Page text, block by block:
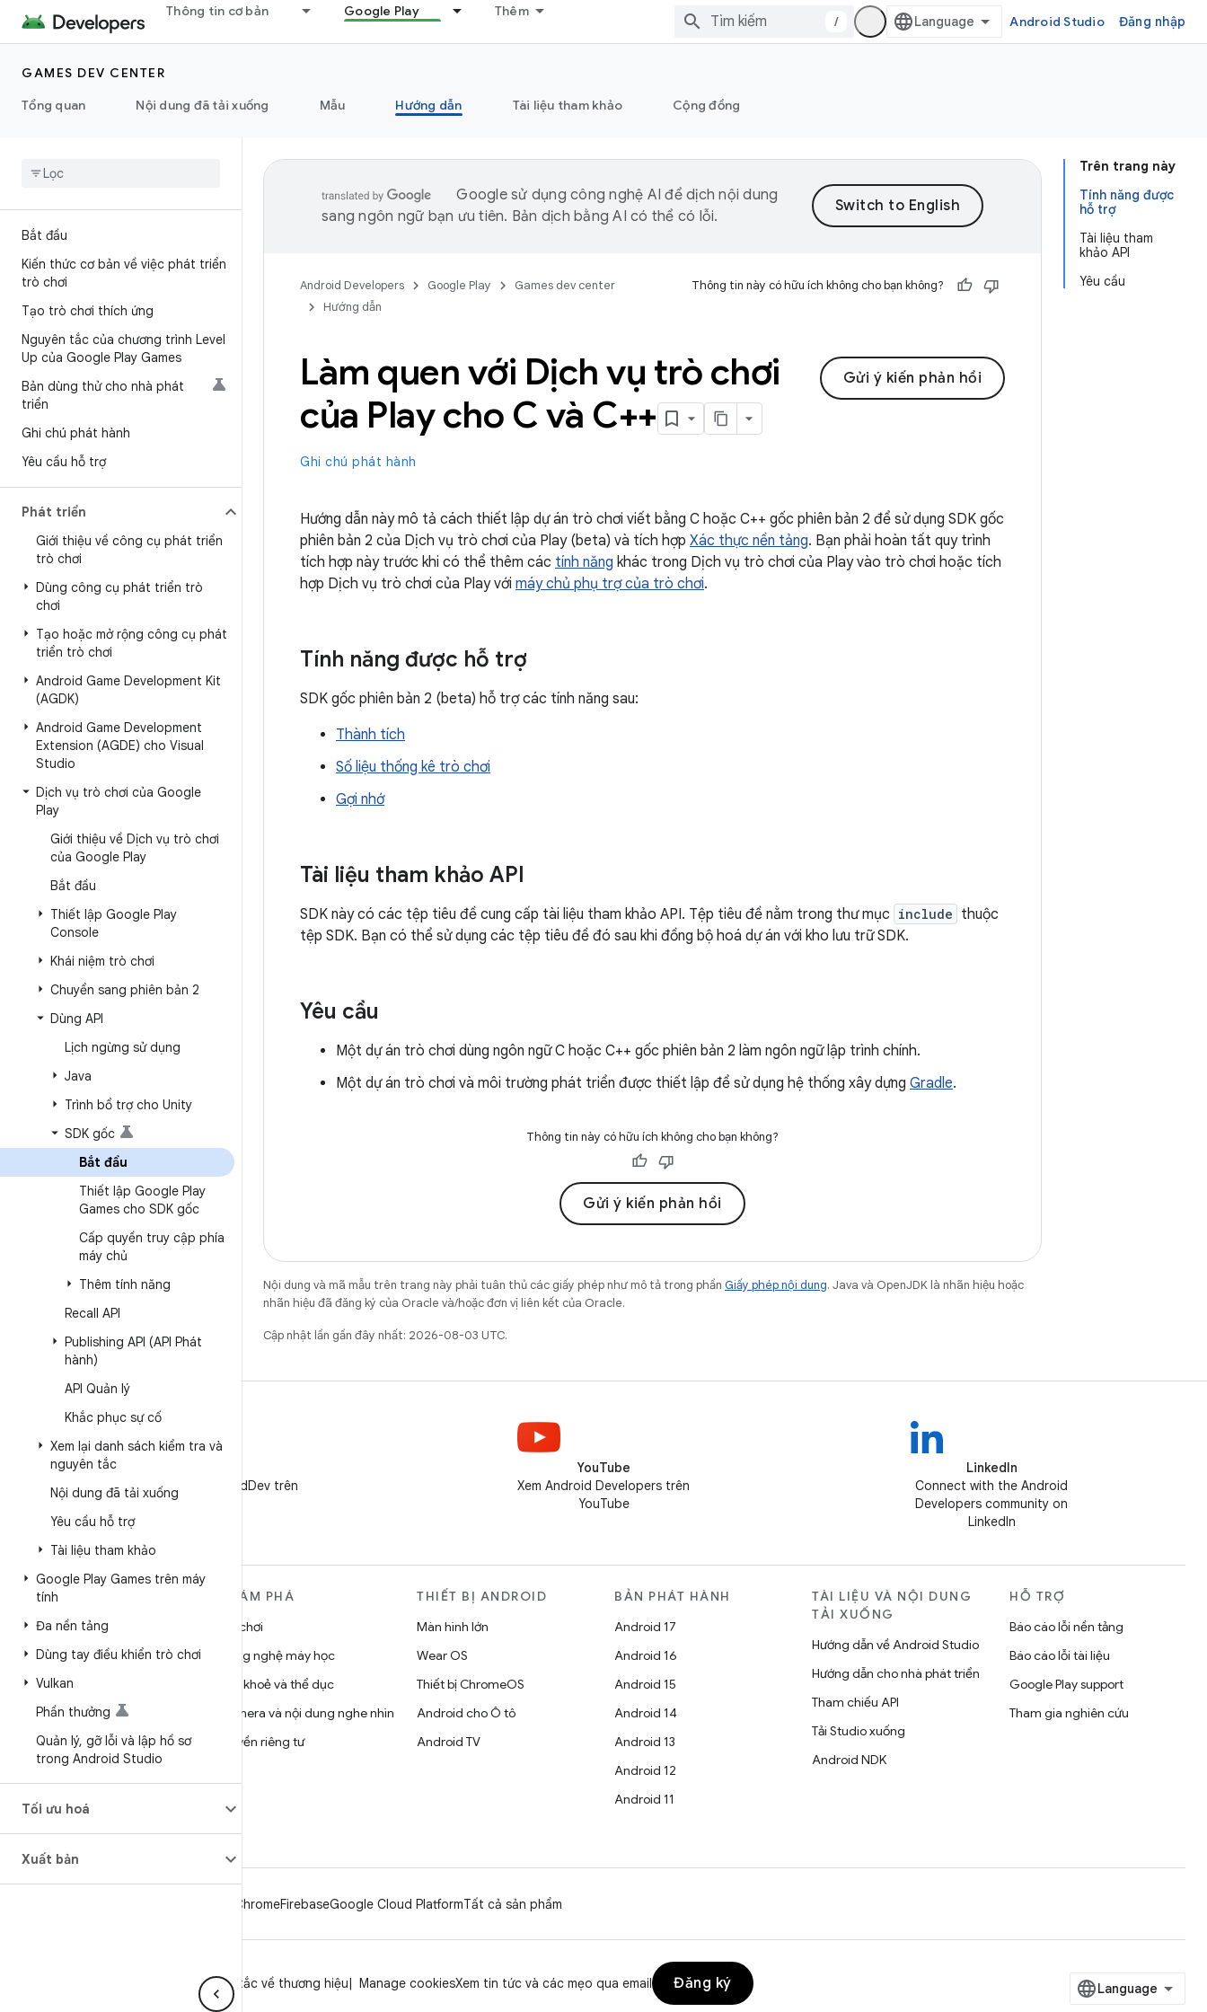
Thông tin cơ bản Google Play Thêm
/ Android Studio Đăng nhập
GAMES DEV CENTER
Tổng quan
Nội dung đã tải xuống Mẫu Hướng dẫn Tài liệu tham khảo Cộng đồng
Bắt đầu
Kiến thức cơ bản về việc phát triển
trò chơi
Tạo trò chơi thích ứng
Nguyên tắc của chương trình Level
Up của Google Play Games
Bản dùng thử cho nhà phát
triển
Ghi chú phát hành
Yêu cầu hỗ trợ
Phát triển
Giới thiệu về công cụ phát triển
trò chơi
Dùng công cụ phát triển trò
chơi
Tạo hoặc mở rộng công cụ phát
triển trò chơi
Android Game Development Kit
(AGDK)
Android Game Development
Extension (AGDE) cho Visual
Studio
Dịch vụ trò chơi của Google
Play
Giới thiệu về Dịch vụ trò chơi
của Google Play
Bắt đầu
Thiết lập Google Play
Console
Khái niệm trò chơi
Chuyển sang phiên bản 2
Dùng API
Lịch ngừng sử dụng
Java
Trình bổ trợ cho Unity
SDK gốc
Bắt đầu
Thiết lập Google Play
Games cho SDK gốc
Cấp quyền truy cập phía
máy chủ
Thêm tính năng
Recall API
Publishing API (API Phát
hành)
API Quản lý
Khắc phục sự cố
Xem lại danh sách kiểm tra và
nguyên tắc
Nội dung đã tải xuống
Yêu cầu hỗ trợ
Tài liệu tham khảo
Google Play Games trên máy
tính
Đa nền tảng
Dùng tay điều khiển trò chơi
Vulkan
Phần thưởng
Quản lý, gỡ lỗi và lập hồ sơ
trong Android Studio
Tối ưu hoá
Xuất bản
Trên trang này
Tính năng được
hỗ trợ
Tài liệu tham
khảo API
Yêu cầu
Google sử dụng công nghệ AI để dịch nội dung
sang ngôn ngữ bạn ưu tiên. Bản dịch bằng AI có thể có lỗi.
Android Developers Google Play
Games dev center
Hướng dẫn
Thông tin này có hữu ích không cho bạn không?
Gửi ý kiến phản hồi
Làm quen với Dịch vụ trò chơi
của Play cho C và C++
Ghi chú phát hành
Hướng dẫn này mô tả cách thiết lập dự án trò chơi viết bằng C hoặc C++ gốc phiên bản 2 để sử dụng SDK gốc
phiên bản 2 của Dịch vụ trò chơi của Play (beta) và tích hợp Xác thực nền tảng. Bạn phải hoàn tất quy trình
tích hợp này trước khi có thể thêm các tính năng khác trong Dịch vụ trò chơi của Play vào trò chơi hoặc tích
hợp Dịch vụ trò chơi của Play với máy chủ phụ trợ của trò chơi.
Tính năng được hỗ trợ
SDK gốc phiên bản 2 (beta) hỗ trợ các tính năng sau:
Thành tích
Số liệu thống kê trò chơi
Gợi nhớ
Tài liệu tham khảo API
SDK này có các tệp tiêu đề cung cấp tài liệu tham khảo API. Tệp tiêu đề nằm trong thư mục include thuộc
tệp SDK. Bạn có thể sử dụng các tệp tiêu đề đó sau khi đồng bộ hoá dự án với kho lưu trữ SDK.
Yêu cầu
Một dự án trò chơi dùng ngôn ngữ C hoặc C++ gốc phiên bản 2 làm ngôn ngữ lập trình chính.
Một dự án trò chơi và môi trường phát triển được thiết lập để sử dụng hệ thống xây dựng Gradle.
Thông tin này có hữu ích không cho bạn không?
Gửi ý kiến phản hồi
Nội dung và mã mẫu trên trang này phải tuân thủ các giấy phép như mô tả trong phần Giấy phép nội dung. Java và OpenJDK là nhãn hiệu hoặc
nhãn hiệu đã đăng ký của Oracle và/hoặc đơn vị liên kết của Oracle.
Cập nhật lần gần đây nhất: 2026-08-03 UTC.
Theo dõi @AndroidDev trên
YouTube
Xem Android Developers trên
YouTube
LinkedIn
Connect with the Android
Developers community on
LinkedIn
TÌM HIỂU THÊM VỀ
nghiệp
Bảo mật
Source
Blog
Podcast
KHÁM PHÁ
Trò chơi
Công nghệ máy học
Sức khoẻ và thể dục
Camera và nội dung nghe nhìn
Quyền riêng tư
THIẾT BỊ ANDROID
Màn hình lớn
Wear OS
Thiết bị ChromeOS
Android cho Ô tô
Android TV
BẢN PHÁT HÀNH
Android 17
Android 16
Android 15
Android 14
Android 13
Android 12
Android 11
TÀI LIỆU VÀ NỘI DUNG
TẢI XUỐNG
Hướng dẫn về Android Studio
Hướng dẫn cho nhà phát triển
Tham chiếu API
Tải Studio xuống
Android NDK
HỖ TRỢ
Báo cáo lỗi nền tảng
Báo cáo lỗi tài liệu
Google Play support
Tham gia nghiên cứu
ChromeFirebaseGoogle Cloud PlatformTất cả sản phẩm
Nguyên tắc về thương hiệu Manage cookiesXem tin tức và các mẹo qua email Đăng ký